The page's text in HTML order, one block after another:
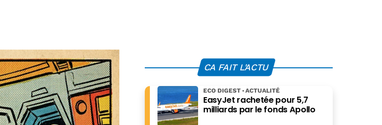
CA FAIT L'ACTU
EasyJet rachetée pour 5,7
milliards par le fonds Apollo
ECO DIGEST ACTUALITÉ